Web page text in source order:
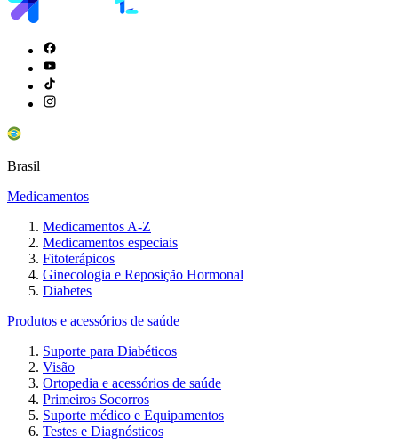
Brasil
Medicamentos
Medicamentos A-Z
Medicamentos especiais
Fitoterápicos
Ginecologia e Reposição Hormonal
Diabetes
Produtos e acessórios de saúde
Suporte para Diabéticos
Visão
Ortopedia e acessórios de saúde
Primeiros Socorros
Suporte médico e Equipamentos
Testes e Diagnósticos